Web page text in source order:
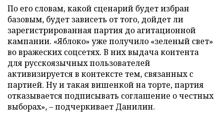
По его словам, какой сценарий будет избран
базовым, будет зависеть от того, дойдет ли
зарегистрированная партия до агитационной
кампании. «Яблоко» уже получило «зеленый свет»
во вражеских соцсетях. В них выдача контента
для русскоязычных пользователей
активизируется в контексте тем, связанных с
партией. Ну и такая вишенкой на торте, партия
отказывается подписывать соглашение о честных
выборах», – подчеркивает Данилин.